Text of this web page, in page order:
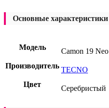
Основные характеристики
Модель
Camon 19 Neo
Производитель TECNO
Цвет
Серебристый